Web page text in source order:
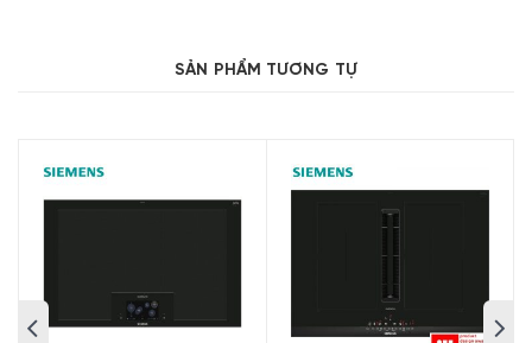
lên vẻ sang trọng cho căn bếp của bạn
Với tính năng flexInduction, các vùng nấu trên bếp từ
sẽ tự động mở rộng để phù
nhiều cuộn cảm hơn để làm nóng đồng đều. Nó cũng là
một lựa chọn tuyệt vời để sử dụng teppanyakis hoặc đĩa
SẢN PHẨM TƯƠNG TỰ